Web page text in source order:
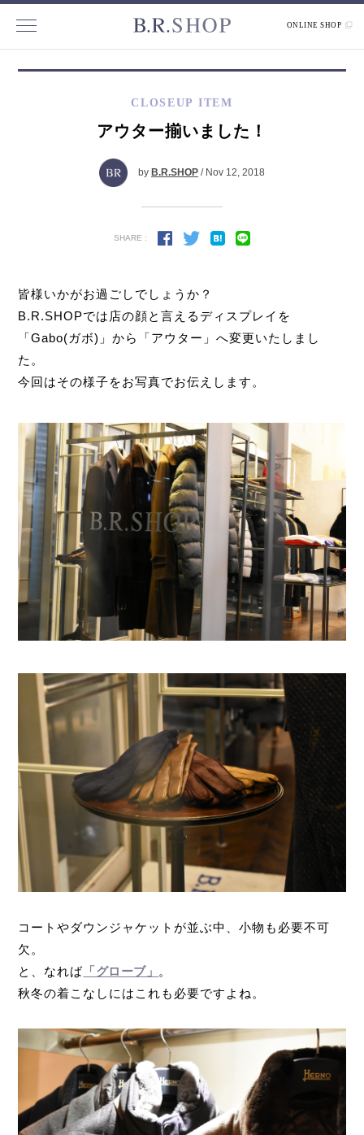
ONLINE SHOP
CLOSEUP ITEM
アウター揃いました！
by B.R.SHOP / Nov 12, 2018
SHARE :
皆様いかがお過ごしでしょうか？
B.R.SHOPでは店の顔と言えるディスプレイを
「Gabo(ガボ)」から「アウター」へ変更いたしまし
た。
今回はその様子をお写真でお伝えします。
コートやダウンジャケットが並ぶ中、小物も必要不可
欠。
と、なれば 「グローブ」 。
秋冬の着こなしにはこれも必要ですよね。